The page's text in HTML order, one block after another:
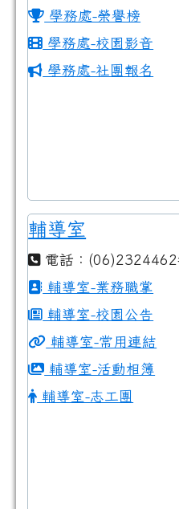
學務處-榮譽榜
學務處-校園影音
學務處-社團報名
輔導室
電話：
輔導室-業務職掌
輔導室-校園公告
輔導室-常用連結
輔導室-活動相簿
輔導室-志工團